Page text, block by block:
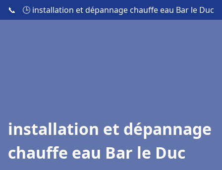
📞 🕒 installation et dépannage chauffe eau Bar le Duc
installation et dépannage
chauffe eau Bar le Duc